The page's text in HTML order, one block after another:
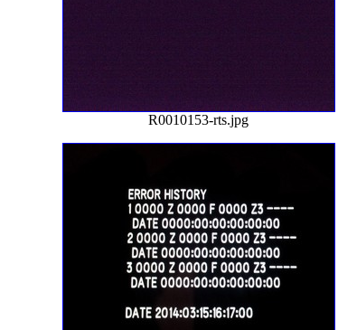
R0010153-rts.jpg